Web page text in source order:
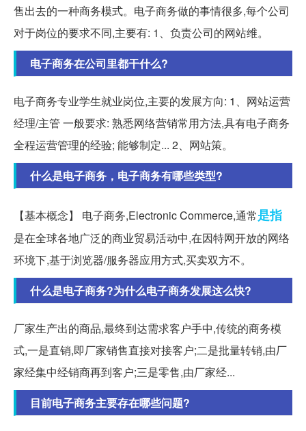
售出去的一种商务模式。电子商务做的事情很多,每个公司
对于岗位的要求不同,主要有: 1、负责公司的网站维。
电子商务在公司里都干什么?
电子商务专业学生就业岗位,主要的发展方向: 1、网站运营
经理/主管 一般要求: 熟悉网络营销常用方法,具有电子商务
全程运营管理的经验; 能够制定... 2、网站策。
什么是电子商务，电子商务有哪些类型?
【基本概念】 电子商务,Electronic Commerce,通常是指
是在全球各地广泛的商业贸易活动中,在因特网开放的网络
环境下,基于浏览器/服务器应用方式,买卖双方不。
什么是电子商务?为什么电子商务发展这么快?
厂家生产出的商品,最终到达需求客户手中,传统的商务模
式,一是直销,即厂家销售直接对接客户;二是批量转销,由厂
家经集中经销商再到客户;三是零售,由厂家经...
目前电子商务主要存在哪些问题?